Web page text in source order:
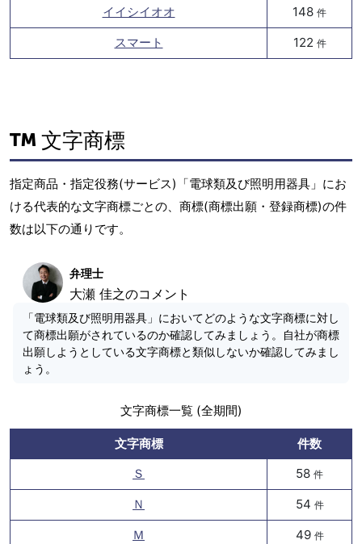
イイシイオオ 148 件
スマート 122 件
文字商標
指定商品・指定役務(サービス)「電球類及び照明用器具」にお
ける代表的な文字商標ごとの、商標(商標出願・登録商標)の件
数は以下の通りです。
弁理士
大瀬 佳之のコメント
「電球類及び照明用器具」においてどのような文字商標に対し
て商標出願がされているのか確認してみましょう。自社が商標
出願しようとしている文字商標と類似しないか確認してみまし
ょう。
文字商標一覧 (全期間)
文字商標
件数
Ｓ
58 件
Ｎ 54 件
Ｍ 49 件